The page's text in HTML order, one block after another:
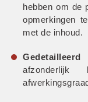
hebben om de
opmerkingen
met de inhoud.
afzonderlijk